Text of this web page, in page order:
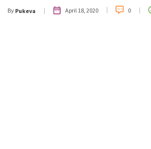
By Pukeva | April 18, 2020 | 0 |